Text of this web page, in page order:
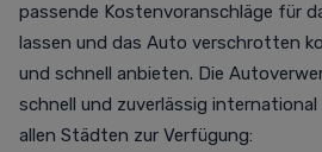
passende Kostenvoranschläge für
lassen und das Auto verschrotten
und schnell anbieten. Die
schnell und zuverlässig
allen Städten zur Verfügung: